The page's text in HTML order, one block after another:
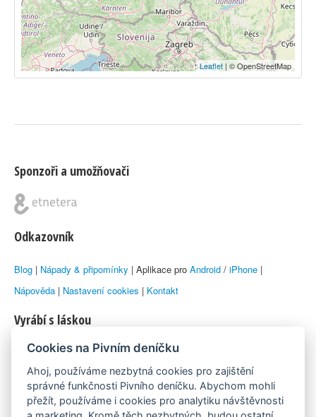
Leaflet | © OpenStreetMap
Sponzoři a umožňovači
Odkazovník
Blog | Nápady & připomínky | Aplikace pro Android / iPhone |
Nápověda | Nastavení cookies | Kontakt
Vyrábí s láskou
© 2010–2026 byLukáš Zemanaka Emka
Máme rádi
Cookies na Pivním deníčku
Ahoj, používáme nezbytná cookies pro zajištění
správné funkčnosti Pivního deníčku. Abychom mohli
přežít, používáme i cookies pro analytiku návštěvnosti